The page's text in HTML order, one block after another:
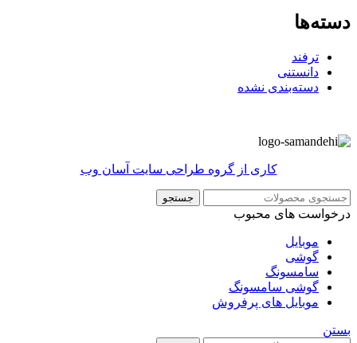
دسته‌ها
ترفند
دانستنی
دسته‌بندی نشده
کاری از گروه طراحی سایت آسان وب
جستجو
درخواست های محبوب
موبایل
گوشی
سامسونگ
گوشی سامسونگ
موبایل های پرفروش
بستن